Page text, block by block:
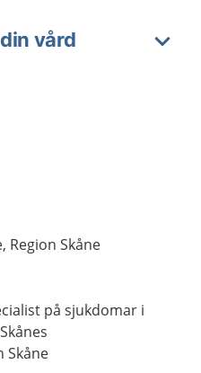
vård
Region Skåne
på sjukdomar i
Skåne